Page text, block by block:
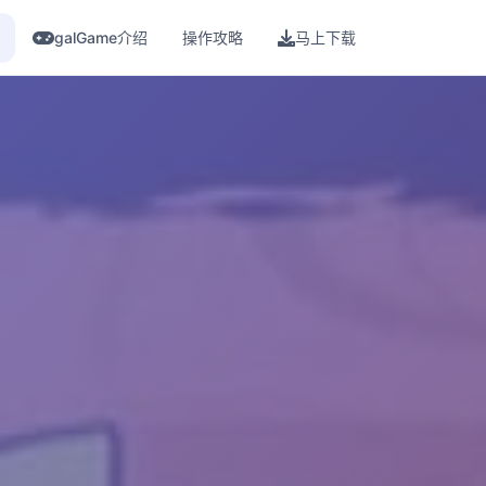
galGame介绍 操作攻略 马上下载